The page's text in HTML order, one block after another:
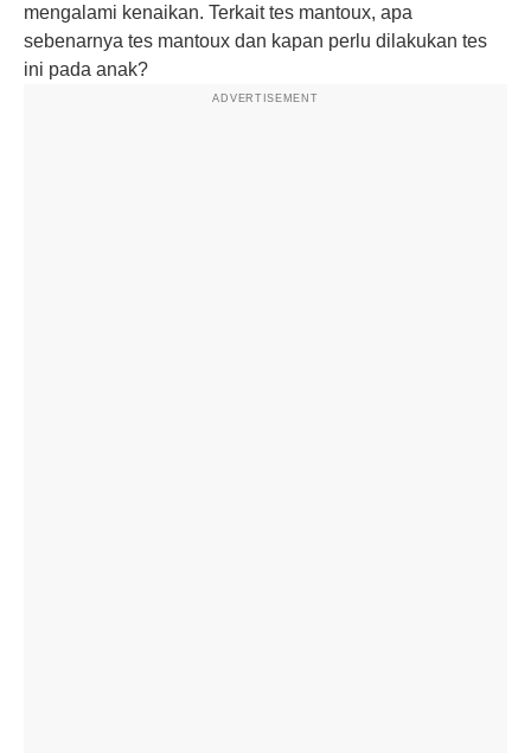
mengalami kenaikan. Terkait tes mantoux, apa
sebenarnya tes mantoux dan kapan perlu dilakukan tes
ini pada anak?
ADVERTISEMENT